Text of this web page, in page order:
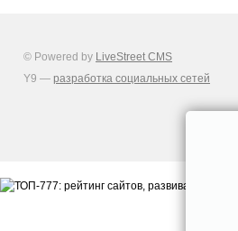
© Powered by LiveStreet CMS
Y9 — разработка социальных сетей